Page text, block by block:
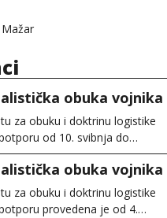
obuka vojnika
za obuku i doktrinu logistike
od 10. svibnja do…
obuka vojnika
za obuku i doktrinu logistike
provedena je od 4.…